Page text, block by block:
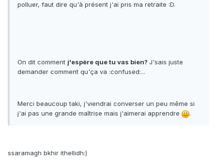
polluer, faut dire qu'à présent j'ai pris ma retraite :D.
On dit comment j'espère que tu vas bien? J'sais juste
demander comment qu'ça va :confused:...
Merci beaucoup taki, j'viendrai converser un peu même si
j'ai pas une grande maîtrise mais j'aimerai apprendre
.
ssaramagh bkhir ithellidh:)